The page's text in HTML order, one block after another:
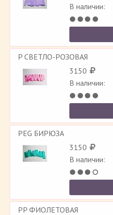
В наличии:
P СВЕТЛО-РОЗОВАЯ
3150
В наличии:
PEG БИРЮЗА
3150
В наличии:
PP ФИОЛЕТОВАЯ